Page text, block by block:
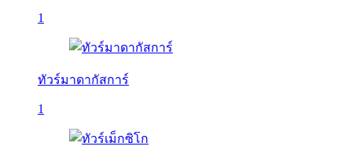
1
ทัวร์มาดากัสการ์
1